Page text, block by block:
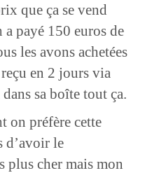
que ça se vend
a payé 150 euros de
les avons achetées
en 2 jours via
sa boîte tout ça.
on préfère cette
d’avoir le
plus cher mais mon